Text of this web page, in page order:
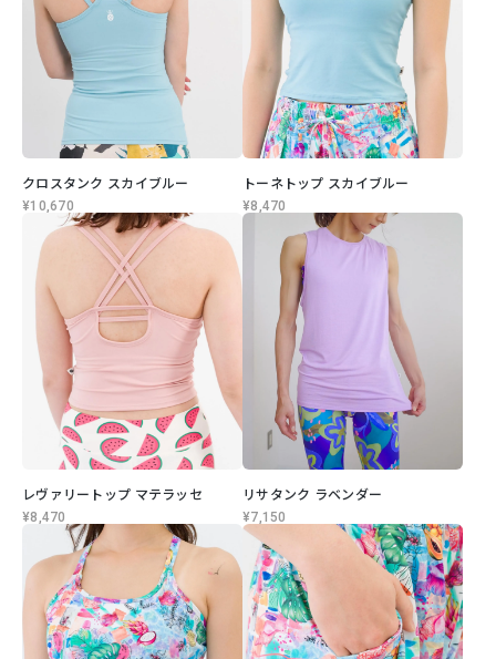
クロスタンク スカイブルー
¥10,670
トーネトップ スカイブルー
¥8,470
レヴァリートップ マテラッセ
¥8,470
リサタンク ラベンダー
¥7,150